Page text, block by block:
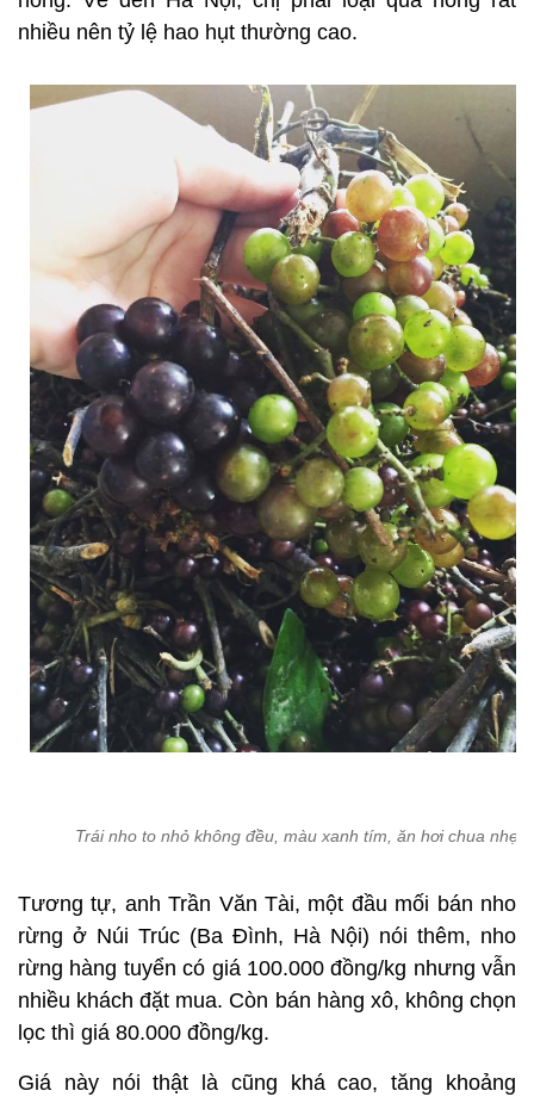
nhiều nên tỷ lệ hao hụt thường cao.
Trái nho to nhỏ không đều, màu xanh tím, ăn hơi chua nhẹ
Tương tự, anh Trần Văn Tài, một đầu mối bán nho
rừng ở Núi Trúc (Ba Đình, Hà Nội) nói thêm, nho
rừng hàng tuyển có giá 100.000 đồng/kg nhưng vẫn
nhiều khách đặt mua. Còn bán hàng xô, không chọn
lọc thì giá 80.000 đồng/kg.
Giá này nói thật là cũng khá cao, tăng khoảng